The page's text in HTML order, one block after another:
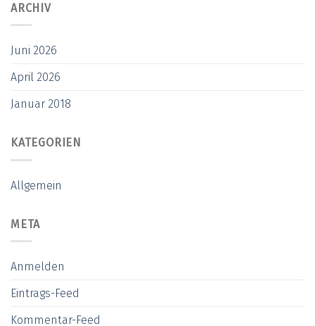
ARCHIV
Juni 2026
April 2026
Januar 2018
KATEGORIEN
Allgemein
META
Anmelden
Eintrags-Feed
Kommentar-Feed